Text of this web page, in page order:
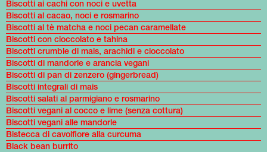
Biscotti ai cachi con noci e uvetta
Biscotti al cacao, noci e rosmarino
Biscotti al tè matcha e noci pecan caramellate
Biscotti con cioccolato e tahina
Biscotti crumble di mais, arachidi e cioccolato
Biscotti di mandorle e arancia vegani
Biscotti di pan di zenzero (gingerbread)
Biscotti integrali di mais
Biscotti salati al parmigiano e rosmarino
Biscotti vegani al cocco e lime (senza cottura)
Biscotti vegani alle mandorle
Bistecca di cavolfiore alla curcuma
Black bean burrito